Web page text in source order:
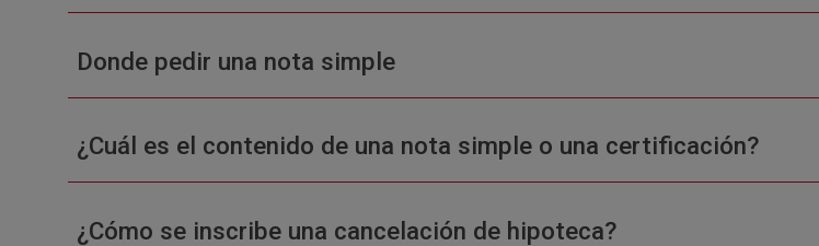
Donde pedir una nota simple
¿Cuál es el contenido de una nota simple o una certificación?
¿Cómo se inscribe una cancelación de hipoteca?